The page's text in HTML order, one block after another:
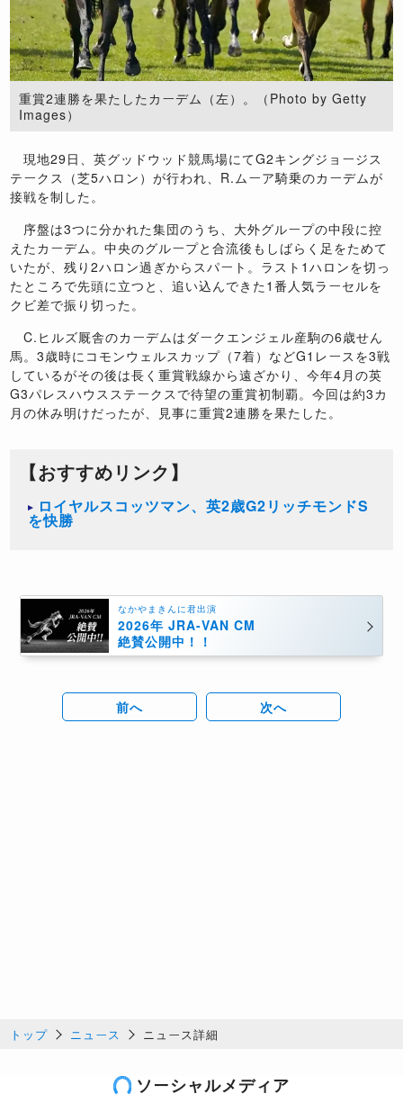
重賞2連勝を果たしたカーデム（左）。（Photo by Getty
Images）
現地29日、英グッドウッド競馬場にてG2キングジョージス
テークス（芝5ハロン）が行われ、R.ムーア騎乗のカーデムが
接戦を制した。
序盤は3つに分かれた集団のうち、大外グループの中段に控
えたカーデム。中央のグループと合流後もしばらく足をためて
いたが、残り2ハロン過ぎからスパート。ラスト1ハロンを切っ
たところで先頭に立つと、追い込んできた1番人気ラーセルを
クビ差で振り切った。
C. ヒルズ厩舎のカーデムはダークエンジェル産駒の6歳せん
馬。3歳時にコモンウェルスカップ（7着）などG1 レースを3戦
しているがその後は長く重賞戦線から遠ざかり、今年4月の英
G3パレスハウスステークスで待望の重賞初制覇。今回は約3カ
月の休み明けだったが、見事に重賞2連勝を果たした。
【おすすめリンク】
ロイヤルスコッツマン、英2歳G2リッチモンドS
を快勝
なかやまきんに君出演
2026年 JRA-VAN CM
絶賛公開中！！
前へ 次へ
トップ ニュース ニュース詳細
ソーシャルメディア